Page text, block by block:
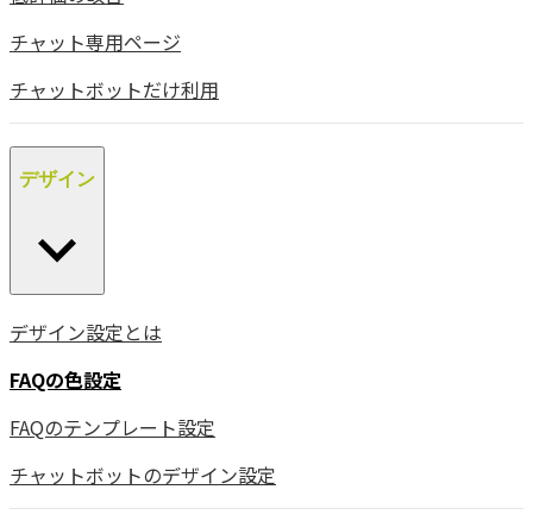
チャット専用ページ
チャットボットだけ利用
デザイン
デザイン設定とは
FAQの色設定
FAQのテンプレート設定
チャットボットのデザイン設定